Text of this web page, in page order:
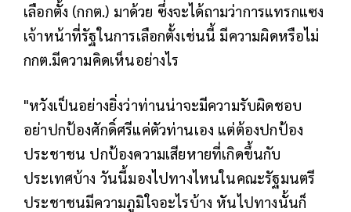
เลือกตั้ง (กกต.) มาด้วย ซึ่งจะได้ถามว่าการแทรกแซง
เจ้าหน้าที่รัฐในการเลือกตั้งเช่นนี้ มีความผิดหรือไม่
กกต.มีความคิดเห็นอย่างไร
"หวังเป็นอย่างยิ่งว่าท่านน่าจะมีความรับผิดชอบ
อย่าปกป้องศักดิ์ศรีแค่ตัวท่านเอง แต่ต้องปกป้อง
ประชาชน ปกป้องความเสียหายที่เกิดขึ้นกับ
ประเทศบ้าง วันนี้มองไปทางไหนในคณะรัฐมนตรี
ประชาชนมีความภูมิใจอะไรบ้าง หันไปทางนั้นก็